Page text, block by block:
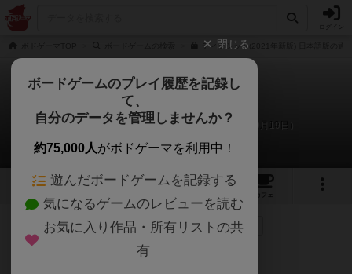
ディクシット(2021年新版) 日本語版の通
ディクシット
小夜風、姉、妹、義弟のリプレイ日記（2022年9月19日）
12 4 96
カフェ
153名が参考 2名がナイス 0 4年弱前
姉が久々に帰ってきたので、家族でプレイ♪
閉じる
ボードゲームのプレイ履歴を記録し
て、
自分のデータを管理しませんか？
約75,000人がボドゲーマを利用中！
遊んだボードゲームを記録する
気になるゲームのレビューを読む
お気に入り作品・所有リストの共
有